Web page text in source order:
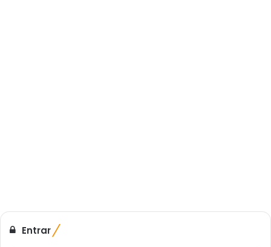
Entrar